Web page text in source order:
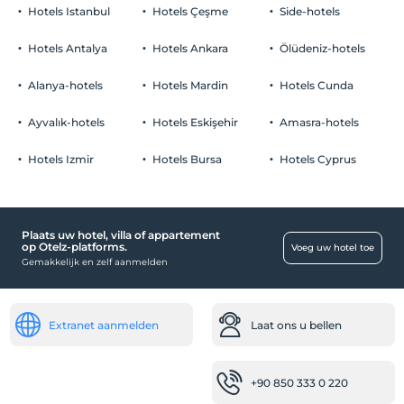
Parkeren (op eigen terrein)
Bioscoop
Kind
Kinderbadje
Waterkoker voor babyvoeding
kinderen
1 kind(eren) tot de leeftijd van 5 per kamer wordt/worden niet in
rekening gebracht
Hotels Istanbul
Hotels Antalya
Alanya-hotels
Ayvalık-hotels
Hotels Izmir
Hotels Çeşme
Hotels Ankara
Hotels Mardin
Hotels Eskişehir
Hotels Bursa
Side-hotels
Ölüdeniz-hotels
Hotels Cunda
Amasra-hotels
Hotels Cyprus
Plaats uw hotel, villa of appartement
op Otelz-platforms.
Gemakkelijk en zelf aanmelden
Voeg uw hotel toe
Extranet aanmelden Laat ons u bellen
+90 850 333 0 220